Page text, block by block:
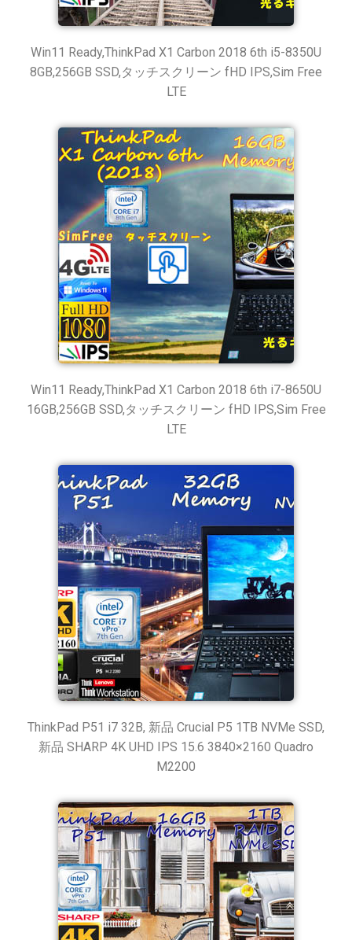
Win11 Ready,ThinkPad X1 Carbon 2018 6th i5-8350U
8GB,256GB SSD,タッチスクリーン fHD IPS,Sim Free
LTE
Win11 Ready,ThinkPad X1 Carbon 2018 6th i7-8650U
16GB,256GB SSD,タッチスクリーン fHD IPS,Sim Free
LTE
ThinkPad P51 i7 32B, 新品 Crucial P5 1TB NVMe SSD,
新品 SHARP 4K UHD IPS 15.6 3840×2160 Quadro
M2200